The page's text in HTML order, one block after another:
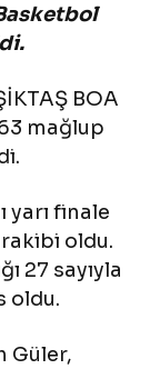
BOA
mağlup
yarı finale
rakibi oldu.
27 sayıyla
oldu.
Güler,